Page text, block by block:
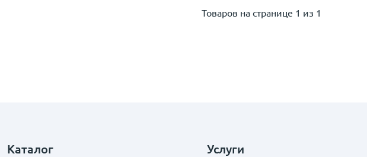
Товаров на странице 1 из 1
Каталог Услуги